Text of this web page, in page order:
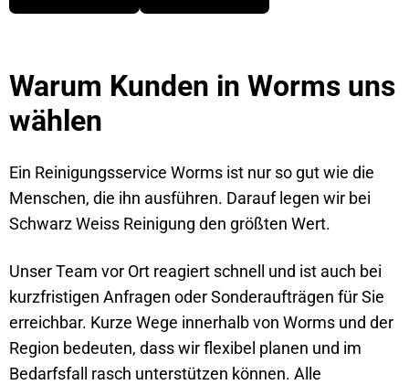
Warum Kunden in Worms uns
wählen
Ein Reinigungsservice Worms ist nur so gut wie die
Menschen, die ihn ausführen. Darauf legen wir bei
Schwarz Weiss Reinigung den größten Wert.
Unser Team vor Ort reagiert schnell und ist auch bei
kurzfristigen Anfragen oder Sonderaufträgen für Sie
erreichbar. Kurze Wege innerhalb von Worms und der
Region bedeuten, dass wir flexibel planen und im
Bedarfsfall rasch unterstützen können. Alle